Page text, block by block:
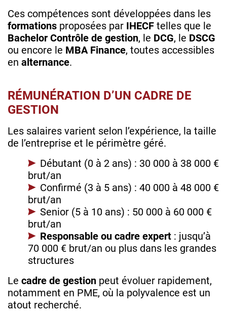
Ces compétences sont développées dans les
formations proposées par IHECF telles que le
Bachelor Contrôle de gestion, le DCG, le DSCG
ou encore le MBA Finance, toutes accessibles
en alternance.
RÉMUNÉRATION D’UN CADRE DE
GESTION
Les salaires varient selon l’expérience, la taille
de l’entreprise et le périmètre géré.
Débutant (0 à 2 ans) : 30 000 à 38 000 €
brut/an
Confirmé (3 à 5 ans) : 40 000 à 48 000 €
brut/an
Senior (5 à 10 ans) : 50 000 à 60 000 €
brut/an
Responsable ou cadre expert : jusqu’à
70 000 € brut/an ou plus dans les grandes
structures
Le cadre de gestion peut évoluer rapidement,
notamment en PME, où la polyvalence est un
atout recherché.